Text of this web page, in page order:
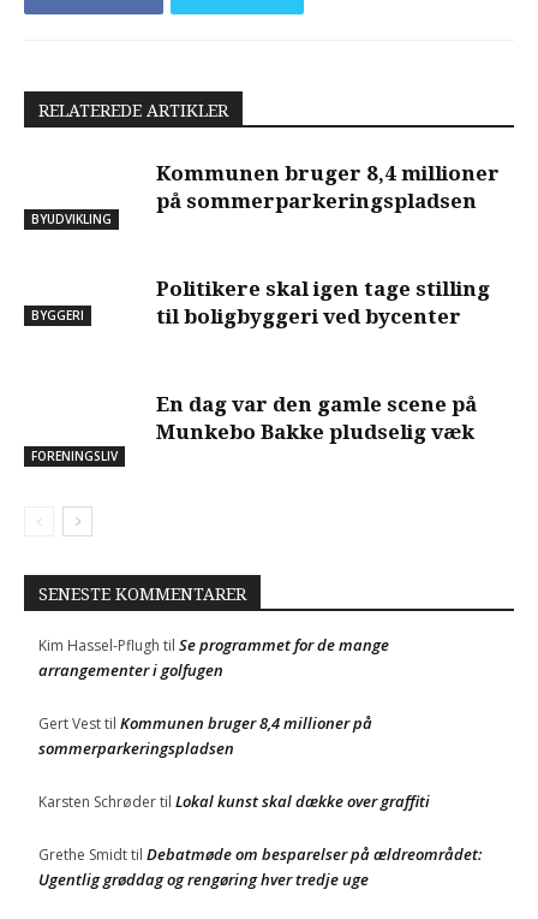
RELATEREDE ARTIKLER
BYUDVIKLING
Kommunen bruger 8,4 millioner
på sommerparkeringspladsen
BYGGERI
Politikere skal igen tage stilling
til boligbyggeri ved bycenter
FORENINGSLIV
En dag var den gamle scene på
Munkebo Bakke pludselig væk
SENESTE KOMMENTARER
Kim Hassel-Pflugh til Se programmet for de mange
arrangementer i golfugen
Gert Vesttil Kommunen bruger 8,4 millioner på
sommerparkeringspladsen
Karsten Schrødertil Lokal kunst skal dække over graffiti
Grethe Smidttil Debatmøde om besparelser på ældreområdet:
Ugentlig grøddag og rengøring hver tredje uge